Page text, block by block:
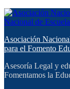
Asociación
para el Fomento
Asesoría Legal y
Fomentamos la